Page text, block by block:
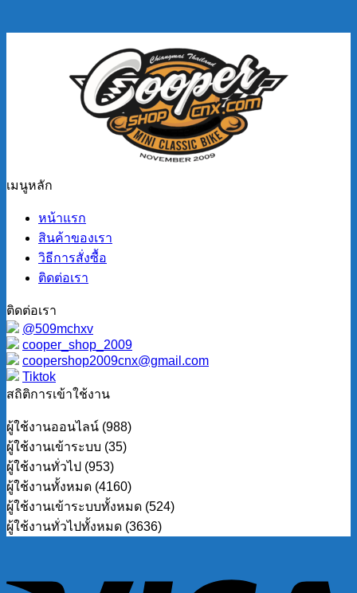
เมนูหลัก
หน้าแรก
สินค้าของเรา
วิธีการสั่งซื้อ
ติดต่อเรา
ติดต่อเรา
@509mchxv
cooper_shop_2009
coopershop2009cnx@gmail.com
Tiktok
สถิติการเข้าใช้งาน
ผู้ใช้งานออนไลน์ (988)
ผู้ใช้งานเข้าระบบ (35)
ผู้ใช้งานทั่วไป (953)
ผู้ใช้งานทั้งหมด (4160)
ผู้ใช้งานเข้าระบบทั้งหมด (524)
ผู้ใช้งานทั่วไปทั้งหมด (3636)